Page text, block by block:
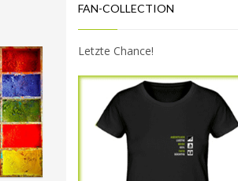
FAN-COLLECTION
Letzte Chance!